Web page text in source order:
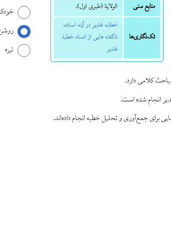
تیره
منابع سنی
الولایة (طبری اول).
تک‌نگاری‌ها
خطابه غدیر در آینه اسناد،
ناگفته هایی از اسناد خطبۀ
غدیر
کلامی دارد.
انجام شده است.
برای جمع‌آوری و تحلیل خطبه انجام داده‌اند.